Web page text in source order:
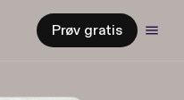
Prøv gratis